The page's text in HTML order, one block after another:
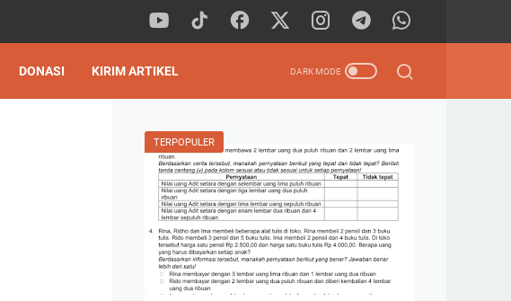
DONASI KIRIM ARTIKEL
TERPOPULER